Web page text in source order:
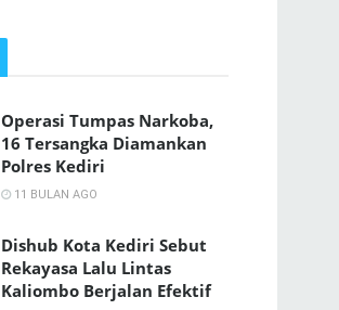
Operasi Tumpas Narkoba,
16 Tersangka Diamankan
Polres Kediri
11 BULAN AGO
Dishub Kota Kediri Sebut
Rekayasa Lalu Lintas
Kaliombo Berjalan Efektif